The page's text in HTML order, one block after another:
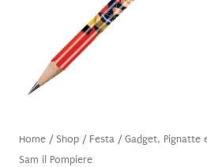
Home/ Shop/ Festa/Gadget, Pignatte
Sam il Pompiere